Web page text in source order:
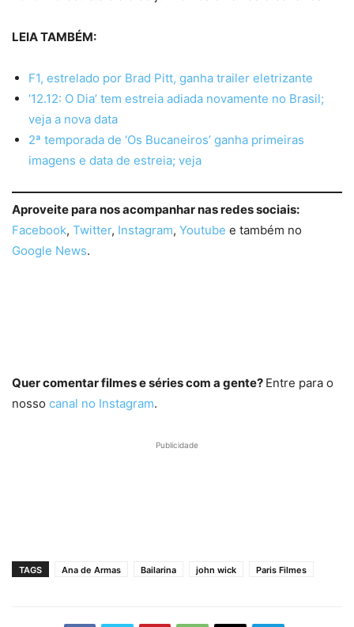
LEIA TAMBÉM:
F1, estrelado por Brad Pitt, ganha trailer eletrizante
‘12.12: O Dia’ tem estreia adiada novamente no Brasil;
veja a nova data
2ª temporada de ‘Os Bucaneiros’ ganha primeiras
imagens e data de estreia; veja
Aproveite para nos acompanhar nas redes sociais:
Facebook, Twitter, Instagram, Youtube e também no
Google News.
Quer comentar filmes e séries com a gente? Entre para o
nosso canal no Instagram.
Publicidade
TAGS Ana de Armas Bailarina john wick Paris Filmes